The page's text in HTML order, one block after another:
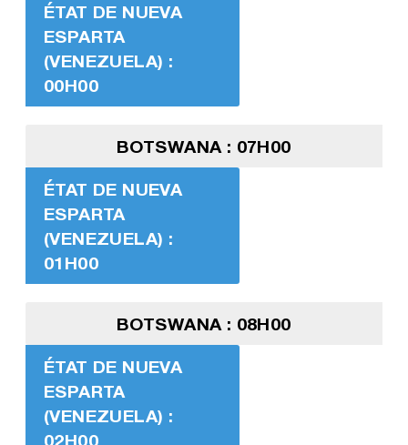
ÉTAT DE NUEVA
ESPARTA
(VENEZUELA) :
00H00
BOTSWANA : 07H00
ÉTAT DE NUEVA
ESPARTA
(VENEZUELA) :
01H00
BOTSWANA : 08H00
ÉTAT DE NUEVA
ESPARTA
(VENEZUELA) :
02H00